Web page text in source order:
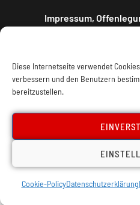
Diese Internetseite verwendet
verbessern und den Benutzern
bereitzustellen.
Cookie-PolicyDatenschutzerklärung
Impressum,